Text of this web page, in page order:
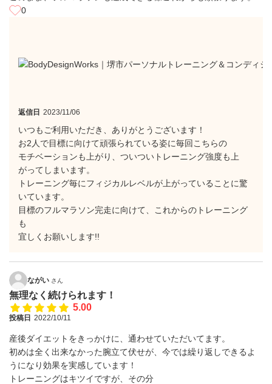
0
返信日 2023/11/06
いつもご利用いただき、ありがとうございます！
お2人で目標に向けて頑張られている姿に毎回こちらの
モチベーションも上がり、ついついトレーニング強度も上
がってしまいます。
トレーニング毎にフィジカルレベルが上がっていることに驚
いています。
目標のフルマラソン完走に向けて、これからのトレーニング
も
宜しくお願いします!!
ながい さん
無理なく続けられます！
5.00
投稿日 2022/10/11
産後ダイエットをきっかけに、通わせていただいてます。
初めは全く出来なかった腕立て伏せが、今では繰り返しできるよ
うになり効果を実感しています！
トレーニングはキツイですが、その分